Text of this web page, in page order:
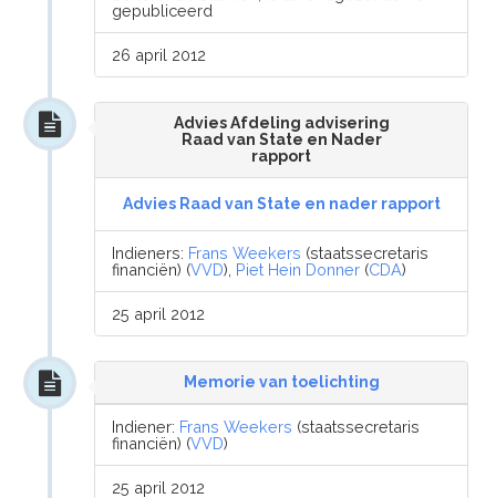
gepubliceerd
26 april 2012
Advies Afdeling advisering
Raad van State en Nader
rapport
Advies Raad van State en nader rapport
Indieners: Frans Weekers (staatssecretaris
financiën) (VVD), Piet Hein Donner (CDA)
25 april 2012
Memorie van toelichting
Indiener: Frans Weekers (staatssecretaris
financiën) (VVD)
25 april 2012